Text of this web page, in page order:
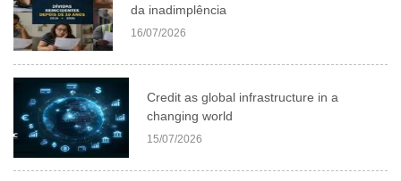
da inadimplência
16/07/2026
Credit as global infrastructure in a
changing world
15/07/2026